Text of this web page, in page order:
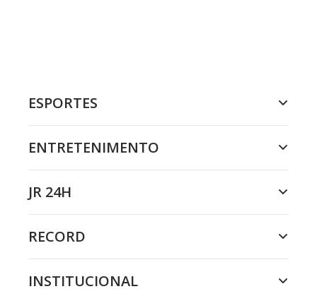
ESPORTES
ENTRETENIMENTO
JR 24H
RECORD
INSTITUCIONAL